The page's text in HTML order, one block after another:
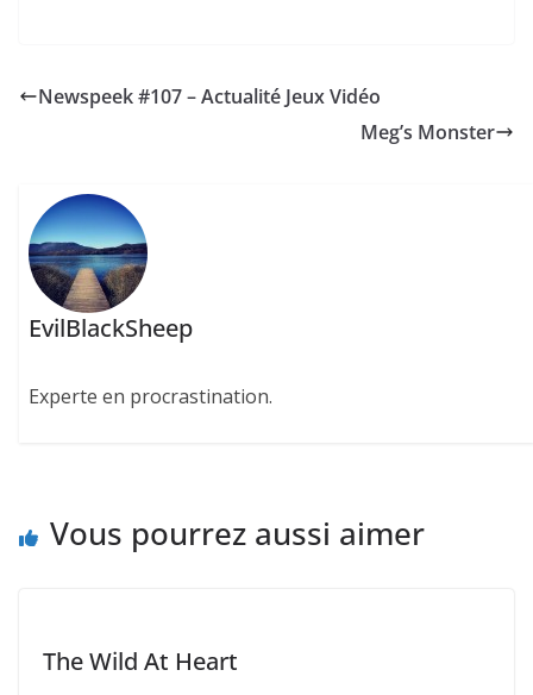
Newspeek #107 – Actualité Jeux Vidéo
Meg’s Monster
EvilBlackSheep
Experte en procrastination.
Vous pourrez aussi aimer
The Wild At Heart